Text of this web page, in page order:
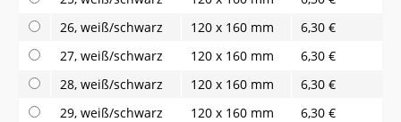
26, weiß/schwarz
120 x 160 mm
6,30 €
27, weiß/schwarz
120 x 160 mm
6,30 €
28, weiß/schwarz
120 x 160 mm
6,30 €
29, weiß/schwarz
120 x 160 mm
6,30 €